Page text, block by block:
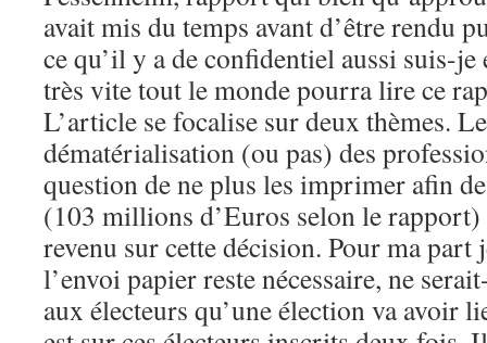
avait mis du temps avant d’être rendu
ce qu’il y a de confidentiel aussi suis-je
très vite tout le monde pourra lire ce
L’article se focalise sur deux thèmes.
dématérialisation (ou pas) des
question de ne plus les imprimer afin
(103 millions d’Euros selon le rapport)
revenu sur cette décision. Pour ma part
l’envoi papier reste nécessaire, ne
aux électeurs qu’une élection va avoir